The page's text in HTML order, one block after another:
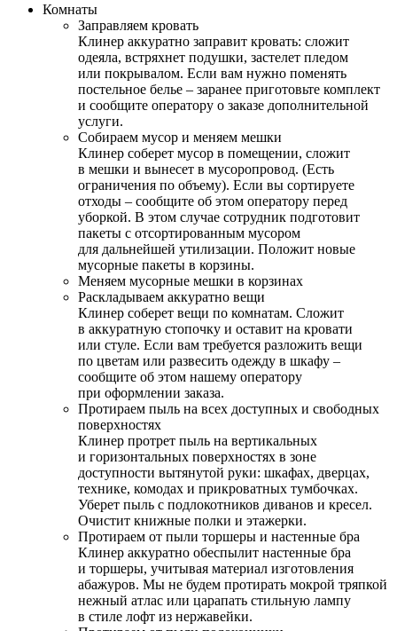
Комнаты
Заправляем кровать
Клинер аккуратно заправит кровать: сложит
одеяла, встряхнет подушки, застелет пледом
или покрывалом. Если вам нужно поменять
постельное белье – заранее приготовьте комплект
и сообщите оператору о заказе дополнительной
услуги.
Собираем мусор и меняем мешки
Клинер соберет мусор в помещении, сложит
в мешки и вынесет в мусоропровод. (Есть
ограничения по объему). Если вы сортируете
отходы – сообщите об этом оператору перед
уборкой. В этом случае сотрудник подготовит
пакеты с отсортированным мусором
для дальнейшей утилизации. Положит новые
мусорные пакеты в корзины.
Меняем мусорные мешки в корзинах
Раскладываем аккуратно вещи
Клинер соберет вещи по комнатам. Сложит
в аккуратную стопочку и оставит на кровати
или стуле. Если вам требуется разложить вещи
по цветам или развесить одежду в шкафу –
сообщите об этом нашему оператору
при оформлении заказа.
Протираем пыль на всех доступных и свободных
поверхностях
Клинер протрет пыль на вертикальных
и горизонтальных поверхностях в зоне
доступности вытянутой руки: шкафах, дверцах,
технике, комодах и прикроватных тумбочках.
Уберет пыль с подлокотников диванов и кресел.
Очистит книжные полки и этажерки.
Протираем от пыли торшеры и настенные бра
Клинер аккуратно обеспылит настенные бра
и торшеры, учитывая материал изготовления
абажуров. Мы не будем протирать мокрой тряпкой
нежный атлас или царапать стильную лампу
в стиле лофт из нержавейки.